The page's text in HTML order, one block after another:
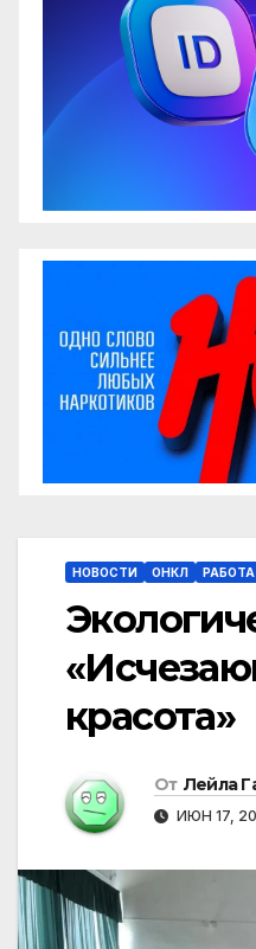
НОВОСТИ ОНКЛ
красота»
От Лейла
ИЮН 17,